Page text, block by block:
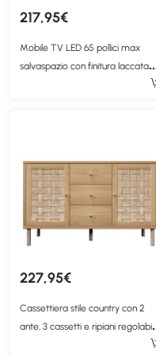
217,95€
Mobile TV LED 65 pollici max
salvaspazio con finitura laccata
227,95€
Cassettiera stile country con 2
ante, 3 cassetti e ripiani regolabili